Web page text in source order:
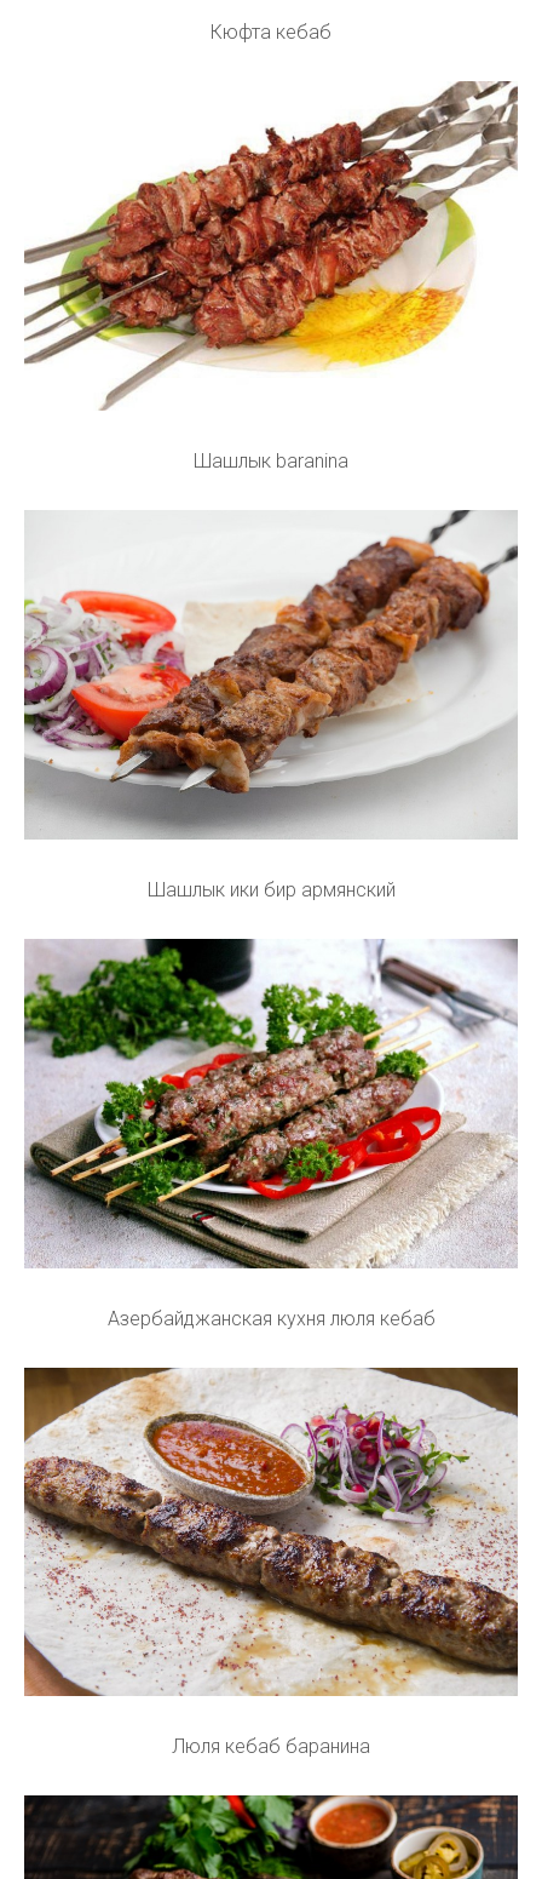
Кюфта кебаб
Шашлык baranina
Шашлык ики бир армянский
Азербайджанская кухня люля кебаб
Люля кебаб баранина